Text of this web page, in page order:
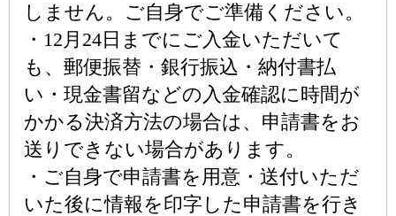
しません。ご自身でご準備ください。
・12月24日までにご入金いただいて
も、郵便振替・銀行振込・納付書払
い・現金書留などの入金確認に時間が
かかる決済方法の場合は、申請書をお
送りできない場合があります。
・ご自身で申請書を用意・送付いただ
いた後に情報を印字した申請書を行き